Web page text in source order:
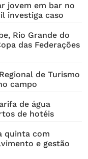
jovem em bar no
investiga caso
Rio Grande do
das Federações
de Turismo
campo
de água
de hotéis
quinta com
e gestão